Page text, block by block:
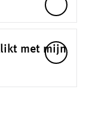
met mijn